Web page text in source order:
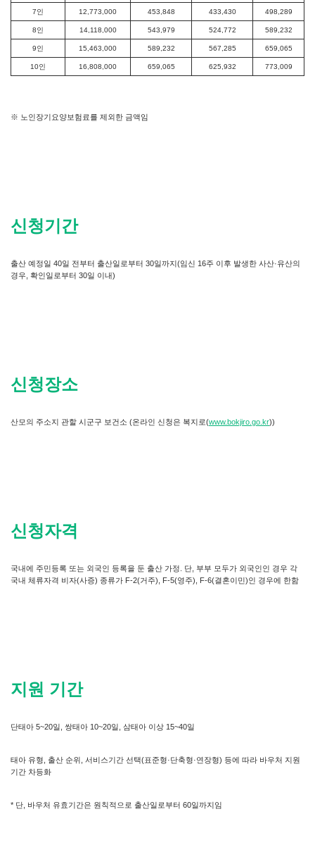
7인 12,773,000 453,848 433,430 498,289
8인 14,118,000 543,979 524,772 589,232
9인 15,463,000 589,232 567,285 659,065
10인 16,808,000 659,065 625,932 773,009
※ 노인장기요양보험료를 제외한 금액임
신청기간
출산 예정일 40일 전부터 출산일로부터 30일까지(임신 16주 이후 발생한 사산·유산의
경우, 확인일로부터 30일 이내)
신청장소
산모의 주소지 관할 시군구 보건소 (온라인 신청은 복지로(www.bokjiro.go.kr))
신청자격
국내에 주민등록 또는 외국인 등록을 둔 출산 가정. 단, 부부 모두가 외국인인 경우 각
국내 체류자격 비자(사증) 종류가 F-2(거주), F-5(영주), F-6(결혼이민)인 경우에 한함
지원 기간
단태아 5~20일, 쌍태아 10~20일, 삼태아 이상 15~40일
태아 유형, 출산 순위, 서비스기간 선택(표준형·단축형·연장형) 등에 따라 바우처 지원
기간 차등화
* 단, 바우처 유효기간은 원칙적으로 출산일로부터 60일까지임